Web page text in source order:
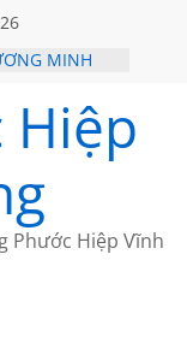
MINH
TRANG
DUNG
Hiệp
Phước Hiệp Vĩnh